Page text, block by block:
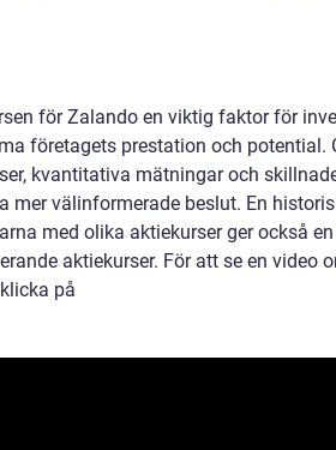
för Zalando en viktig faktor för
företagets prestation och potential.
kvantitativa mätningar och
mer välinformerade beslut. En
med olika aktiekurser ger också
aktiekurser. För att se en video
på